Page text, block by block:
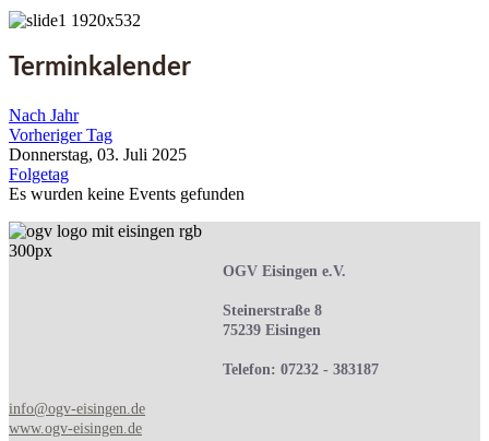
Terminkalender
Nach Jahr
Vorheriger Tag
Donnerstag, 03. Juli 2025
Folgetag
Es wurden keine Events gefunden
OGV Eisingen e.V.
Steinerstraße 8
75239 Eisingen
Telefon: 07232 - 383187
info@ogv-eisingen.de
www.ogv-eisingen.de